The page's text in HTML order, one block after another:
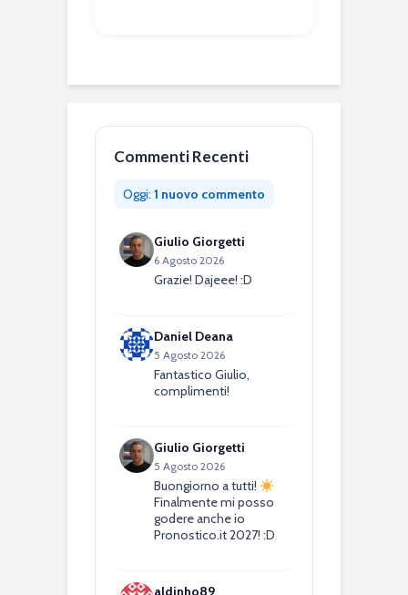
Commenti Recenti
Oggi: 1 nuovo commento
Giulio Giorgetti
6 Agosto 2026
Grazie! Dajeee! :D
Daniel Deana
5 Agosto 2026
Fantastico Giulio,
complimenti!
Giulio Giorgetti
5 Agosto 2026
Buongiorno a tutti!
Finalmente mi posso
godere anche io
Pronostico.it 2027! :D
aldinho89